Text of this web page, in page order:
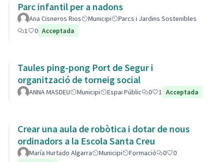
Parc infantil per a nadons
Ana Cisneros Rios Municipi
Parcs i Jardins Sostenibles
1
0 Acceptada
Taules ping-pong Port de Segur i
organització de torneig social
ANNA MASDEU Municipi Espai Públic 0 1 Acceptada
Crear una aula de robòtica i dotar de nous
ordinadors a la Escola Santa Creu
María Hurtado Algarra Municipi Formació 0
0